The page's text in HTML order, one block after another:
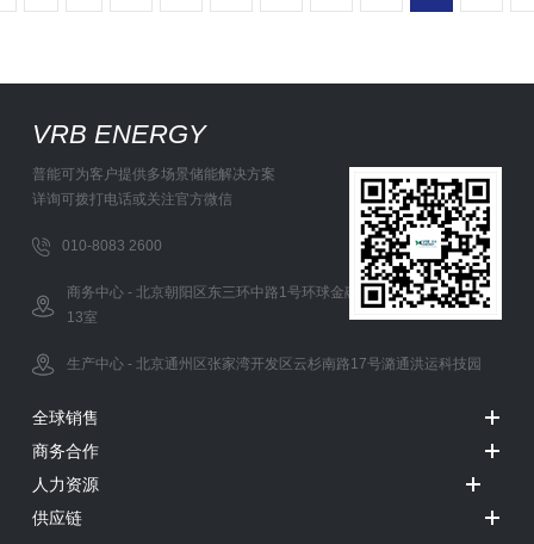
VRB ENERGY
普能可为客户提供多场景储能解决方案
详询可拨打电话或关注官方微信
010-8083 2600
商务中心 - 北京朝阳区东三环中路1号环球金融中心办公西塔5层12-
13室
生产中心 - 北京通州区张家湾开发区云杉南路17号潞通洪运科技园
全球销售
商务合作
人力资源
供应链